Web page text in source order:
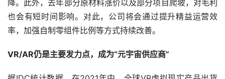
据IDC统计数据，在2021年中，全球VR虚拟现实产品出货
量为约936万台，同比增长约68.6%，全球 AR增强现实产
品出货量为约33万台，同比增长约13.8%。全球VR虚拟现
实行业在2021年中延续高速发展态势，更多的消费电子和
互联网行业内知名厂商积极投入VR虚拟现实产业，推动了
相关硬件技术和软件内容的持续进步和发展。